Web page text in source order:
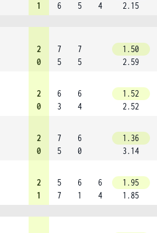
1
6
5
4
2.15
2
0
7
5
7
5
1.50
2.59
2
0
6
3
6
4
1.52
2.52
2
0
7
5
6
0
1.36
3.14
2
1
5
7
6
1
6
4
1.95
1.85